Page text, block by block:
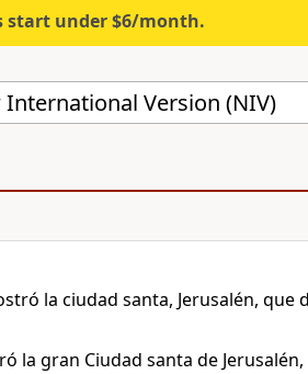
start under $6/month.
International Version (NIV)
la ciudad santa, Jerusalén, que
gran Ciudad santa de